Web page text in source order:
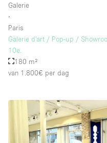
Galerie
∙
Paris
Galerie d'art / Pop-up /
10e.
180 m²
van 1.800€ per dag